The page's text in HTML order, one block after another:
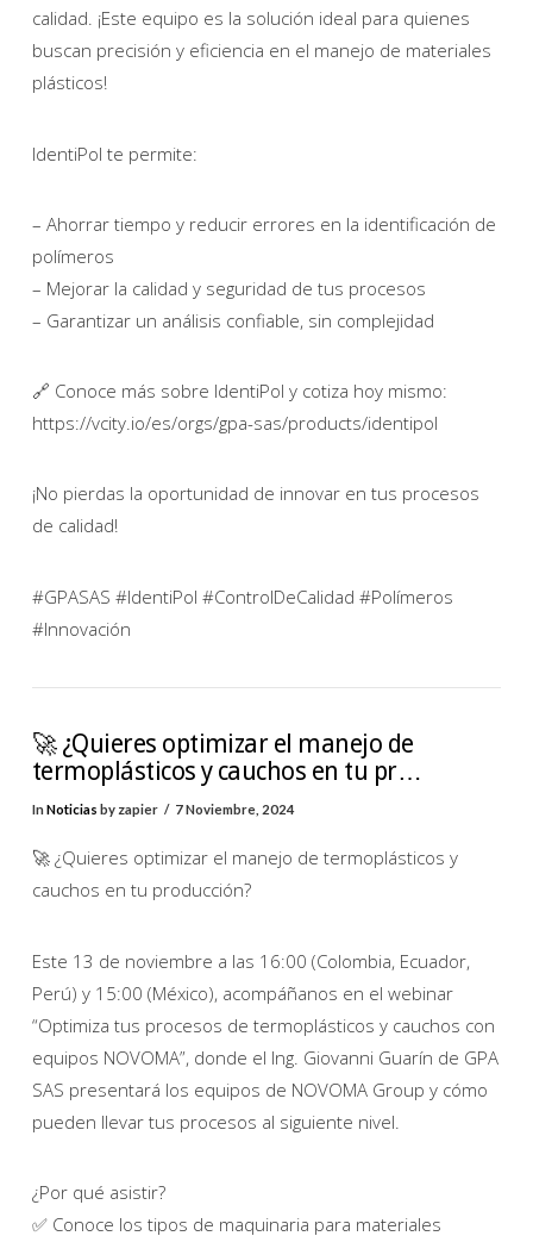
calidad. ¡Este equipo es la solución ideal para quienes
buscan precisión y eficiencia en el manejo de materiales
plásticos!
IdentiPol te permite:
– Ahorrar tiempo y reducir errores en la identificación de
polímeros
– Mejorar la calidad y seguridad de tus procesos
– Garantizar un análisis confiable, sin complejidad
🔗 Conoce más sobre IdentiPol y cotiza hoy mismo:
https://vcity.io/es/orgs/gpa-sas/products/identipol
¡No pierdas la oportunidad de innovar en tus procesos
de calidad!
#GPASAS #IdentiPol #ControlDeCalidad #Polímeros
#Innovación
🚀 ¿Quieres optimizar el manejo de
termoplásticos y cauchos en tu pr…
InNoticias by zapier 7 Noviembre, 2024
🚀 ¿Quieres optimizar el manejo de termoplásticos y
cauchos en tu producción?
Este 13 de noviembre a las 16:00 (Colombia, Ecuador,
Perú) y 15:00 (México), acompáñanos en el webinar
“Optimiza tus procesos de termoplásticos y cauchos con
equipos NOVOMA”, donde el Ing. Giovanni Guarín de GPA
SAS presentará los equipos de NOVOMA Group y cómo
pueden llevar tus procesos al siguiente nivel.
¿Por qué asistir?
✅ Conoce los tipos de maquinaria para materiales